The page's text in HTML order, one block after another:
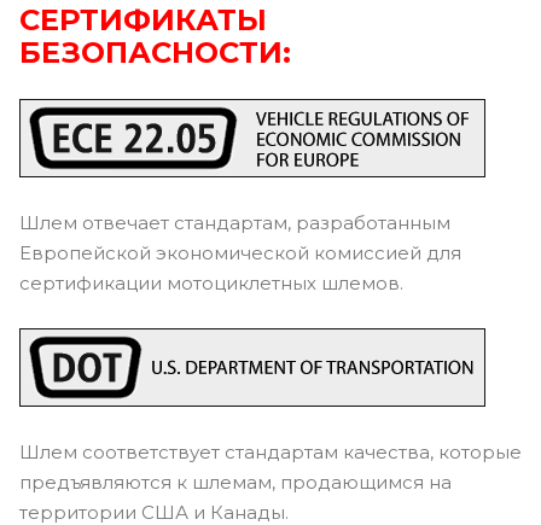
СЕРТИФИКАТЫ
БЕЗОПАСНОСТИ:
Шлем отвечает стандартам, разработанным
Европейской экономической комиссией для
сертификации мотоциклетных шлемов.
Шлем соответствует стандартам качества, которые
предъявляются к шлемам, продающимся на
территории США и Канады.